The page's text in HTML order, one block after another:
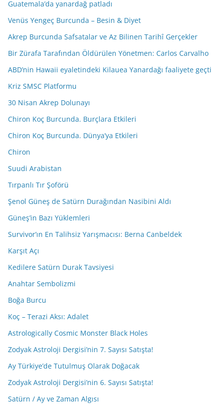
Guatemala’da yanardağ patladı
Venüs Yengeç Burcunda – Besin & Diyet
Akrep Burcunda Safsatalar ve Az Bilinen Tarihî Gerçekler
Bir Zürafa Tarafından Öldürülen Yönetmen: Carlos Carvalho
ABD’nin Hawaii eyaletindeki Kilauea Yanardağı faaliyete geçti
Kriz SMSC Platformu
30 Nisan Akrep Dolunayı
Chiron Koç Burcunda. Burçlara Etkileri
Chiron Koç Burcunda. Dünya’ya Etkileri
Chiron
Suudi Arabistan
Tırpanlı Tır Şoförü
Şenol Güneş de Satürn Durağından Nasibini Aldı
Güneş’in Bazı Yüklemleri
Survivor’ın En Talihsiz Yarışmacısı: Berna Canbeldek
Karşıt Açı
Kedilere Satürn Durak Tavsiyesi
Anahtar Sembolizmi
Boğa Burcu
Koç – Terazi Aksı: Adalet
Astrologically Cosmic Monster Black Holes
Zodyak Astroloji Dergisi’nin 7. Sayısı Satışta!
Ay Türkiye’de Tutulmuş Olarak Doğacak
Zodyak Astroloji Dergisi’nin 6. Sayısı Satışta!
Satürn / Ay ve Zaman Algısı